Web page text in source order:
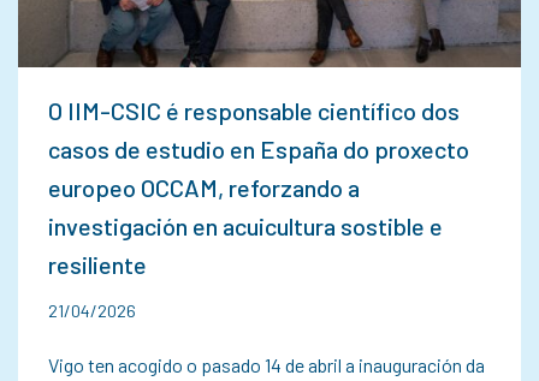
O IIM-CSIC é responsable científico dos
casos de estudio en España do proxecto
europeo OCCAM, reforzando a
investigación en acuicultura sostible e
resiliente
21/04/2026
Vigo ten acogido o pasado 14 de abril a inauguración da